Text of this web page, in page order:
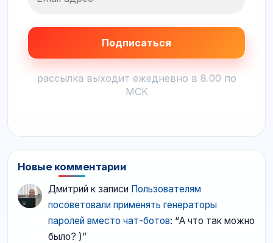
рассылка выходит ежедневно в 8.00 по
МСК
Новые комментарии
Дмитрий к записи Пользователям
посоветовали применять генераторы
паролей вместо чат-ботов: “А что так можно
было? )”